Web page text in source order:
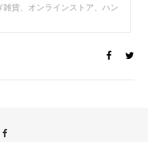
貨、オンラインストア、ハン